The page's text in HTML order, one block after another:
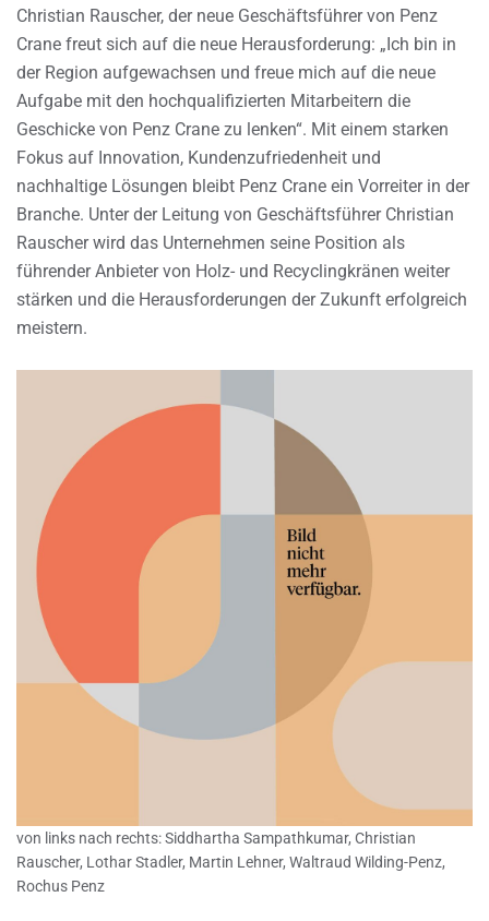
Christian Rauscher, der neue Geschäftsführer von Penz
Crane freut sich auf die neue Herausforderung: „Ich bin in
der Region aufgewachsen und freue mich auf die neue
Aufgabe mit den hochqualifizierten Mitarbeitern die
Geschicke von Penz Crane zu lenken“. Mit einem starken
Fokus auf Innovation, Kundenzufriedenheit und
nachhaltige Lösungen bleibt Penz Crane ein Vorreiter in der
Branche. Unter der Leitung von Geschäftsführer Christian
Rauscher wird das Unternehmen seine Position als
führender Anbieter von Holz- und Recyclingkränen weiter
stärken und die Herausforderungen der Zukunft erfolgreich
meistern.
von links nach rechts: Siddhartha Sampathkumar, Christian
Rauscher, Lothar Stadler, Martin Lehner, Waltraud Wilding-Penz,
Rochus Penz